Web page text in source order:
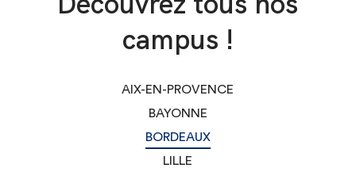
campus !
AIX-EN-PROVENCE
BAYONNE
BORDEAUX
LILLE